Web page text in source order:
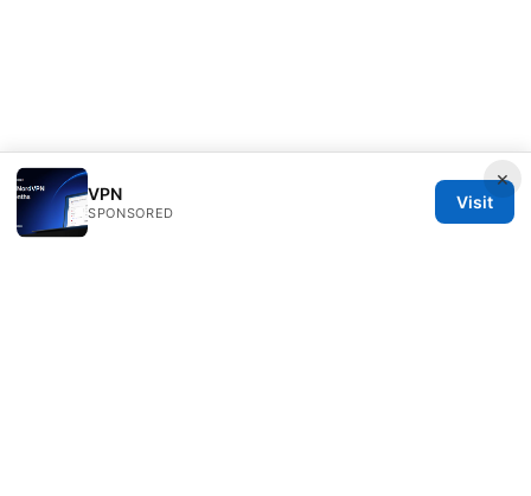
×
VPN
SPONSORED
Visit